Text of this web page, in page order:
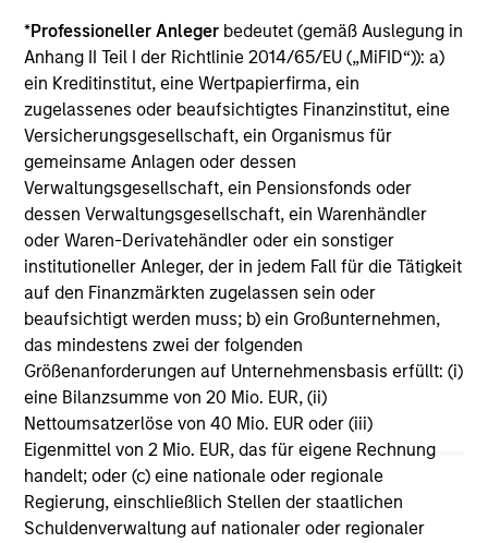
*Professioneller Anleger bedeutet (gemäß Auslegung in
Anhang II Teil I der Richtlinie 2014/65/EU („MiFID“)): a)
ein Kreditinstitut, eine Wertpapierfirma, ein
zugelassenes oder beaufsichtigtes Finanzinstitut, eine
Versicherungsgesellschaft, ein Organismus für
gemeinsame Anlagen oder dessen
Verwaltungsgesellschaft, ein Pensionsfonds oder
dessen Verwaltungsgesellschaft, ein Warenhändler
oder Waren-Derivatehändler oder ein sonstiger
institutioneller Anleger, der in jedem Fall für die Tätigkeit
auf den Finanzmärkten zugelassen sein oder
beaufsichtigt werden muss; b) ein Großunternehmen,
das mindestens zwei der folgenden
Größenanforderungen auf Unternehmensbasis erfüllt: (i)
eine Bilanzsumme von 20 Mio. EUR, (ii)
Nettoumsatzerlöse von 40 Mio. EUR oder (iii)
Eigenmittel von 2 Mio. EUR, das für eigene Rechnung
handelt; oder (c) eine nationale oder regionale
Regierung, einschließlich Stellen der staatlichen
Schuldenverwaltung auf nationaler oder regionaler
zuwiderlaufen würde.
Je höher die Kategorie (1-7), desto höher ist der mögliche
Ertrag, aber auch das Risiko, den ursprünglich angelegten
Betrag zu verlieren. Kategorie 1 bedeutet nicht, dass es sich
um eine risikofreie Anlage handelt. Bitte beachten Sie die
BasisInformationsBlatt („BIB“) des Fonds unter Ressourcen,
die Risikoeinstufungen und -hinweise für die einzelnen
Anlageklassen enthalten.
DasMorningstar Rating™(Sterne-Rating) für Fonds wird
für Vermögensverwaltungsprodukte (wie Investmentfonds,
Variable-Annuity- und Variable-Life-Unterkonten (variable
Renten- und Lebensversicherung), börsennotierte Fonds,
geschlossene Fonds und separate Konten) berechnet, die
seit mindestens drei Jahren existieren. Börsennotierte
Fonds und offene Investmentfonds werden zu
Vergleichszwecken zu einer Kategorie zusammengefasst.
Das Rating wird anhand der Morningstar Risk-Adjusted
Return (MRAR) berechnet, eine Kennzahl, die die
Schwankungen der monatlichen Überschussrendite eines
verwalteten Produkts berücksichtigt. Dabei wird
besonderes Gewicht auf die negativen
Performanceschwankungen und eine beständige
Wertentwicklung gelegt. Die besten 10% der Produkte in